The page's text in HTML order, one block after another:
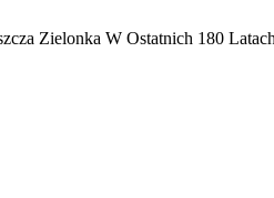
Zielonka W Ostatnich 180